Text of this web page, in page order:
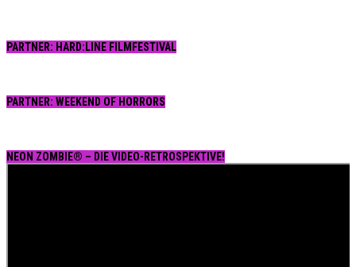
PARTNER: HARD:LINE FILMFESTIVAL
PARTNER: WEEKEND OF HORRORS
NEON ZOMBIE® – DIE VIDEO-RETROSPEKTIVE!